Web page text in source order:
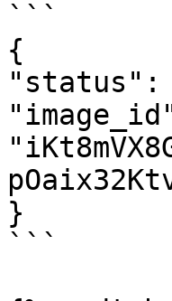
```
{
"status":
}
```